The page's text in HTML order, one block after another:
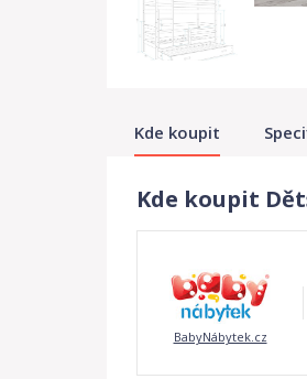
Kde koupit
Kde koupit
BabyNábytek.cz